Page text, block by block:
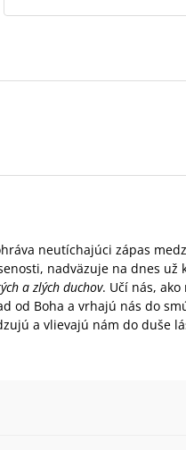
neutíchajúci zápas
nadväzuje na dnes už
a zlých duchov. Učí nás,
od Boha a vrhajú nás do
a vlievajú nám do duše